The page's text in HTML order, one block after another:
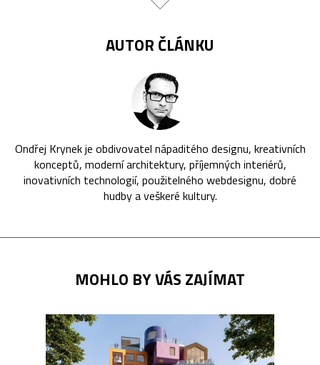
AUTOR ČLÁNKU
Ondřej Krynek je obdivovatel nápaditého designu, kreativních
konceptů, moderní architektury, příjemných interiérů,
inovativních technologií, použitelného webdesignu, dobré
hudby a veškeré kultury.
MOHLO BY VÁS ZAJÍMAT